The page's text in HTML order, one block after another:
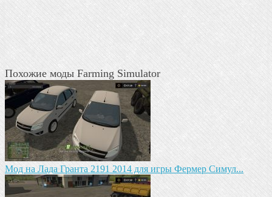
Похожие моды Farming Simulator
Мод на Лада Гранта 2191 2014 для игры Фермер Симул...